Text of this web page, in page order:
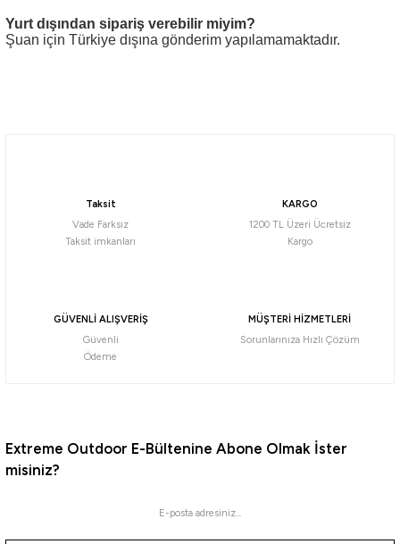
Yurt dışından sipariş verebilir miyim?
Şuan için Türkiye dışına gönderim yapılamamaktadır.
Taksit
Vade Farksız
Taksit imkanları
KARGO
1200 TL Üzeri Ücretsiz
Kargo
GÜVENLİ ALIŞVERİŞ
Güvenli
Ödeme
MÜŞTERİ HİZMETLERİ
Sorunlarınıza Hızlı Çözüm
Extreme Outdoor E-Bültenine Abone Olmak İster
misiniz?